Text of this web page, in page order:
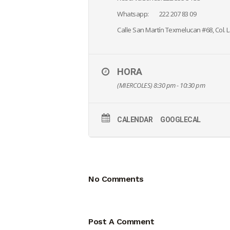
Whatsapp: 222 207 83 09
Calle San Martín Texmelucan #68, Col.
HORA
(MIERCOLES) 8:30 pm - 10:30 pm
CALENDAR GOOGLECAL
No Comments
Post A Comment